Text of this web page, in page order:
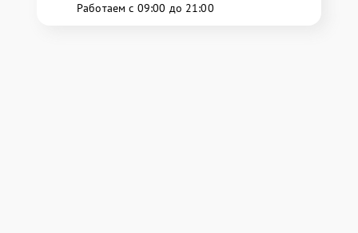
Работаем с 09:00 до 21:00